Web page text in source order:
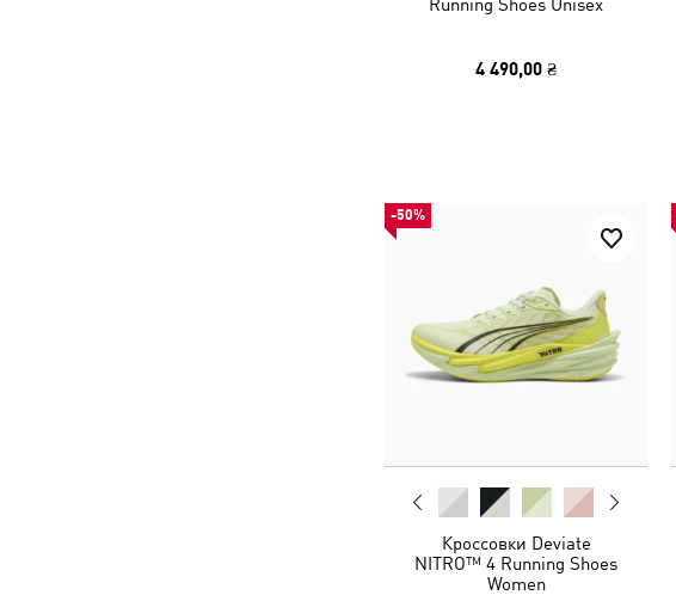
Running Shoes Unisex
4 490,00 ₴
-50%
Кроссовки Deviate
NITRO™ 4 Running Shoes
Women